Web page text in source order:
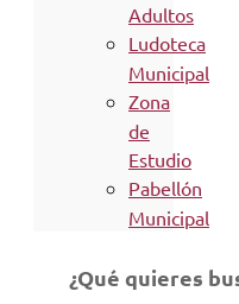
Adultos
Ludoteca
Municipal
Zona
de
Estudio
Pabellón
Municipal